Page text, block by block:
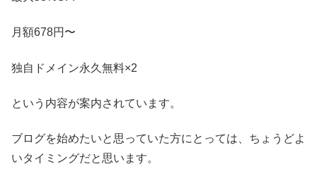
月額678円〜
独自ドメイン永久無料×2
という内容が案内されています。
ブログを始めたいと思っていた方にとっては、ちょうどよ
いタイミングだと思います。